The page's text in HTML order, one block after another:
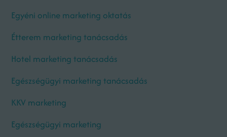
Egyéni online marketing oktatás
Étterem marketing tanácsadás
Hotel marketing tanácsadás
Egészségügyi marketing tanácsadás
KKV marketing
Egészségügyi marketing